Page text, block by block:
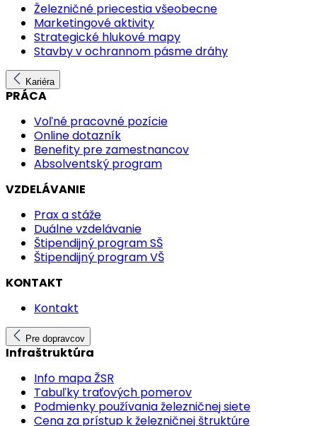
Železničné priecestia všeobecne
Marketingové aktivity
Strategické hlukové mapy
Stavby v ochrannom pásme dráhy
Kariéra
PRÁCA
Voľné pracovné pozície
Online dotazník
Benefity pre zamestnancov
Absolventský program
VZDELÁVANIE
Prax a stáže
Duálne vzdelávanie
Štipendijný program SŠ
Štipendijný program VŠ
KONTAKT
Kontakt
Pre dopravcov
Infraštruktúra
Info mapa ŽSR
Tabuľky traťových pomerov
Podmienky používania železničnej siete
Cena za prístup k železničnej štruktúre